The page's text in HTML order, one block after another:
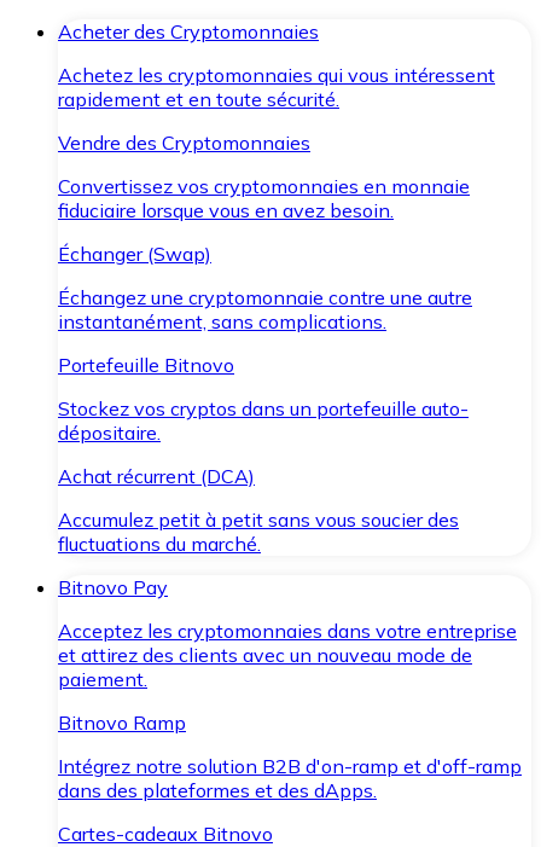
Acheter des Cryptomonnaies
Achetez les cryptomonnaies qui vous intéressent
rapidement et en toute sécurité.
Vendre des Cryptomonnaies
Convertissez vos cryptomonnaies en monnaie
fiduciaire lorsque vous en avez besoin.
Échanger (Swap)
Échangez une cryptomonnaie contre une autre
instantanément, sans complications.
Portefeuille Bitnovo
Stockez vos cryptos dans un portefeuille auto-
dépositaire.
Achat récurrent (DCA)
Accumulez petit à petit sans vous soucier des
fluctuations du marché.
Bitnovo Pay
Acceptez les cryptomonnaies dans votre entreprise
et attirez des clients avec un nouveau mode de
paiement.
Bitnovo Ramp
Intégrez notre solution B2B d'on-ramp et d'off-ramp
dans des plateformes et des dApps.
Cartes-cadeaux Bitnovo